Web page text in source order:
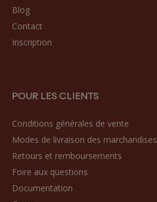
Blog
Contact
Inscription
POUR LES CLIENTS
Conditions générales de vente
Modes de livraison des marchandises
Retours et remboursements
Foire aux questions
Documentation